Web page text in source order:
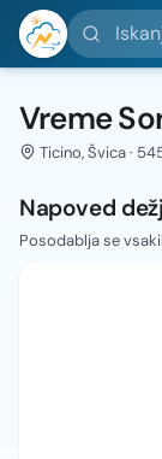
Iskanje
Vreme
Ticino, Švica ·
Napoved
Posodablja se